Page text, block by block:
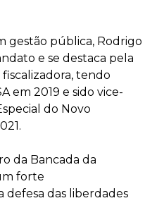
gestão pública, Rodrigo
e se destaca pela
tendo
em 2019 e sido vice-
do Novo
da Bancada da
forte
das liberdades